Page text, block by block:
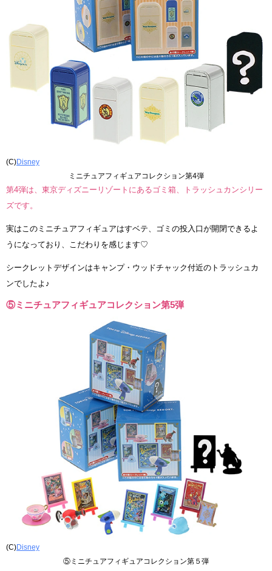
(C)Disney
ミニチュアフィギュアコレクション第4弾
第4弾は、東京ディズニーリゾートにあるゴミ箱、トラッシュカンシリー
ズです。
実はこのミニチュアフィギュアはすベテ、ゴミの投入口が開閉できるよ
うになっており、こだわりを感じます♡
シークレットデザインはキャンプ・ウッドチャック付近のトラッシュカ
ンでしたよ♪
⑤ミニチュアフィギュアコレクション第5弾
(C)Disney
⑤ミニチュアフィギュアコレクション第５弾